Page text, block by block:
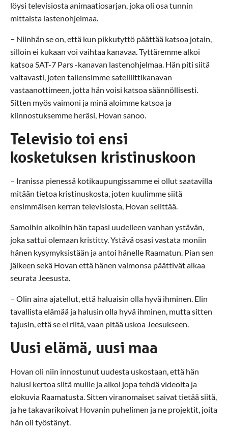
löysi televisiosta animaatiosarjan, joka oli osa tunnin
mittaista lastenohjelmaa.
− Niinhän se on, että kun pikkutyttö päättää katsoa jotain,
silloin ei kukaan voi vaihtaa kanavaa. Tyttäremme alkoi
katsoa SAT-7 Pars -kanavan lastenohjelmaa. Hän piti siitä
valtavasti, joten tallensimme satelliittikanavan
vastaanottimeen, jotta hän voisi katsoa säännöllisesti.
Sitten myös vaimoni ja minä aloimme katsoa ja
kiinnostuksemme heräsi, Hovan sanoo.
Televisio toi ensi
kosketuksen kristinuskoon
− Iranissa pienessä kotikaupungissamme ei ollut saatavilla
mitään tietoa kristinuskosta, joten kuulimme siitä
ensimmäisen kerran televisiosta, Hovan selittää.
Samoihin aikoihin hän tapasi uudelleen vanhan ystävän,
joka sattui olemaan kristitty. Ystävä osasi vastata moniin
hänen kysymyksistään ja antoi hänelle Raamatun. Pian sen
jälkeen sekä Hovan että hänen vaimonsa päättivät alkaa
seurata Jeesusta.
− Olin aina ajatellut, että haluaisin olla hyvä ihminen. Elin
tavallista elämää ja halusin olla hyvä ihminen, mutta sitten
tajusin, että se ei riitä, vaan pitää uskoa Jeesukseen.
Uusi elämä, uusi maa
Hovan oli niin innostunut uudesta uskostaan, että hän
halusi kertoa siitä muille ja alkoi jopa tehdä videoita ja
elokuvia Raamatusta. Sitten viranomaiset saivat tietää siitä,
ja he takavarikoivat Hovanin puhelimen ja ne projektit, joita
hän oli työstänyt.